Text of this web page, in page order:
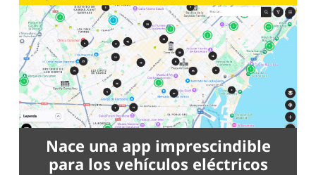
Nace una app imprescindible
para los vehículos eléctricos